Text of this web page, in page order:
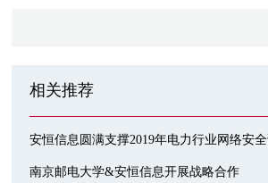
相关推荐
安恒信息圆满支撑2019年电力行业网络安
南京邮电大学&安恒信息开展战略合作